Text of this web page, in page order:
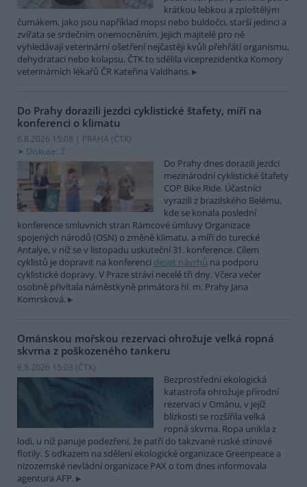
krátkou lebkou a zploštělým
čumákem, jako jsou například mopsi nebo buldočci, starší jedinci a
zvířata se srdečním onemocněním. Jejich majitelé pro ně
vyhledávají veterinární ošetření nejčastěji kvůli přehřátí organismu,
dehydrataci nebo kolapsu. ČTK to sdělila viceprezidentka Komory
veterinárních lékařů ČR Kateřina Valdhans.
Do Prahy dorazili jezdci cyklistické štafety, míří na
konferenci o klimatu
6.8.2026 15:08 | PRAHA (ČTK)
Diskuse: 2
Do Prahy dnes dorazili jezdci
mezinárodní cyklistické štafety
COP Bike Ride. Účastníci
vyrazili z brazilského Belému,
kde se konala poslední
konference smluvních stran Rámcové úmluvy Organizace
spojených národů (OSN) o změně klimatu, a míří do turecké
Antalye, v níž se v listopadu uskuteční 31. konference. Cílem
cyklistů je dopravit na konferenci deset návrhů na podporu
cyklistické dopravy. V Praze stráví necelé tři dny. Včera večer
osobně přivítala náměstkyně primátora hl. m. Prahy Jana
Komrsková.
Ománskou mořskou rezervaci ohrožuje velká ropná
skvrna z poškozeného tankeru
6.8.2026 15:03 (ČTK)
Bezprostřední ekologická
katastrofa ohrožuje přírodní
rezervaci v Ománu, v jejíž
blízkosti se rozšířila velká
ropná skvrna. Ropa unikla z
lodi, u níž panuje podezření, že patří do takzvané ruské stínové
flotily. S odkazem na sdělení ekologické organizace Greenpeace a
nizozemské nevládní organizace PAX o tom dnes informovala
agentura AFP.